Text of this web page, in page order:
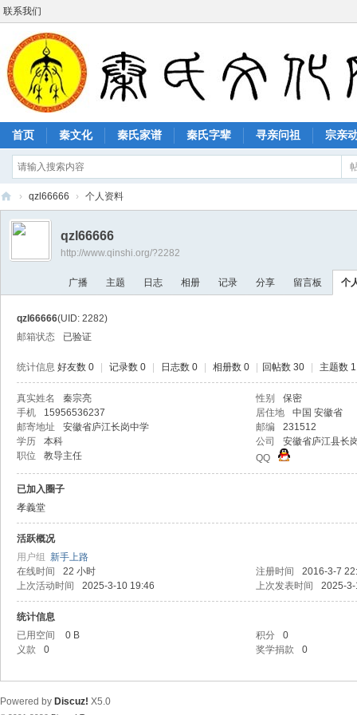
联系我们
首页 秦文化 秦氏家谱 秦氏字辈 寻亲问祖 宗亲
秦
文
› qzl66666 › 个人资料
qzl66666
http://www.qinshi.org/?2282
广播 主题 日志 相册 记录 分享 留言板 个
qzl66666(UID: 2282)
邮箱状态
已验证
统计信息 好友数 0 记录数 0 日志数 0 相册数 0 回帖数 30 主题数
真实姓名 秦宗亮 性别
保密
手机
15956536237 居住地
中国 安徽省
邮寄地址
安徽省庐江长岗中学 邮编
231512
学历
本科 公司
安徽省庐江县长
职位
教导主任 QQ
已加入圈子
孝義堂
活跃概况
用户组 新手上路
在线时间
22 小时 注册时间
2016-3-7
上次活动时间
2025-3-10 19:46 上次发表时间 2025-
统计信息
已用空间
0 B 积分
0
义款
0 奖学捐款 0
Powered by Discuz! X5.0